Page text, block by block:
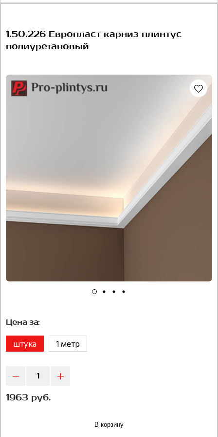
1.50.226 Европласт карниз плинтус
полиуретановый
Цена за:
штука 1 метр
1963 руб.
В корзину